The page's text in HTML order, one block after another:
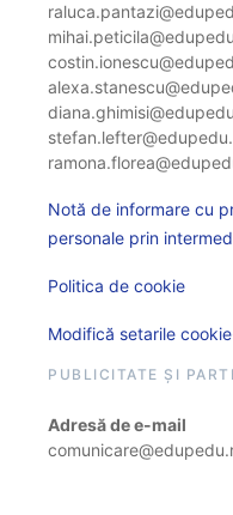
Notă de informare cu
personale prin
Politica de cookie
Modifică setarile
PUBLICITATE ȘI
Adresă de e-mail